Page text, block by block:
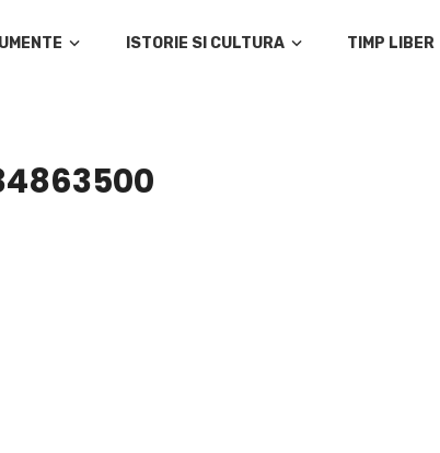
ISTORIE SI CULTURA TIMP LIBER